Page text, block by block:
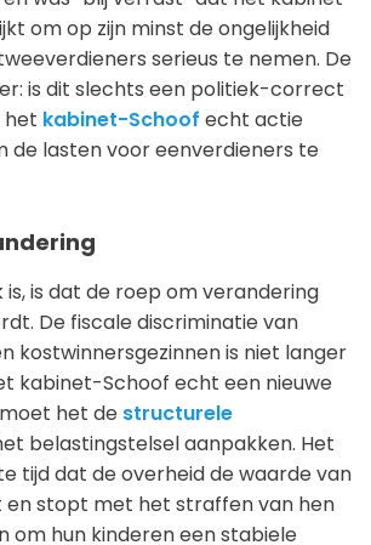
om op zijn minst de ongelijkheid
serieus te nemen. De
is dit slechts een politiek-correct
het kabinet-Schoof echt actie
de lasten voor eenverdieners te
is, is dat de roep om verandering
De fiscale discriminatie van
kostwinnersgezinnen is niet langer
kabinet-Schoof echt een nieuwe
het de structurele
belastingstelsel aanpakken. Het
tijd dat de overheid de waarde van
en stopt met het straffen van hen
om hun kinderen een stabiele